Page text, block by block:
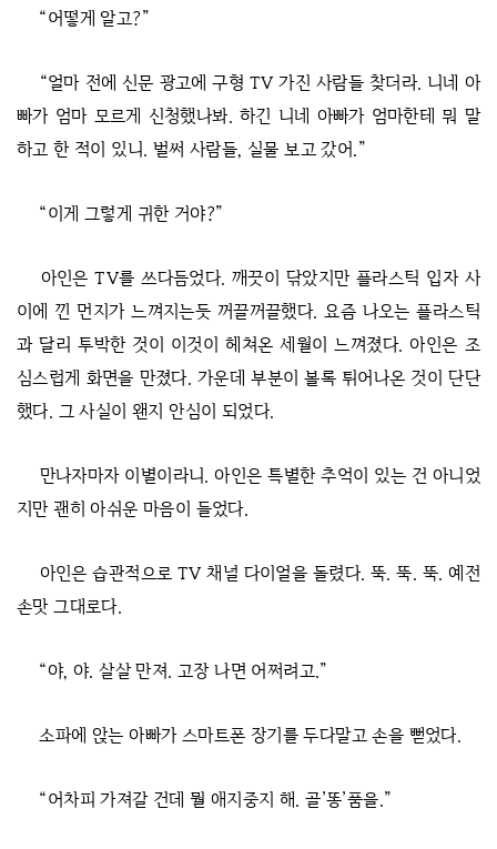
“어떻게 알고?”
“얼마 전에 신문 광고에 구형 TV 가진 사람들 찾더라. 니네 아
빠가 엄마 모르게 신청했나봐. 하긴 니네 아빠가 엄마한테 뭐 말
하고 한 적이 있니. 벌써 사람들, 실물 보고 갔어.”
“이게 그렇게 귀한 거야?”
아인은 TV를 쓰다듬었다. 깨끗이 닦았지만 플라스틱 입자 사
이에 낀 먼지가 느껴지는듯 꺼끌꺼끌했다. 요즘 나오는 플라스틱
과 달리 투박한 것이 이것이 헤쳐온 세월이 느껴졌다. 아인은 조
심스럽게 화면을 만졌다. 가운데 부분이 볼록 튀어나온 것이 단단
했다. 그 사실이 왠지 안심이 되었다.
만나자마자 이별이라니. 아인은 특별한 추억이 있는 건 아니었
지만 괜히 아쉬운 마음이 들었다.
아인은 습관적으로 TV 채널 다이얼을 돌렸다. 뚝. 뚝. 뚝. 예전
손맛 그대로다.
“야, 야. 살살 만져. 고장 나면 어쩌려고.”
소파에 앉는 아빠가 스마트폰 장기를 두다말고 손을 뻗었다.
“어차피 가져갈 건데 뭘 애지중지 해. 골’똥’품을.”